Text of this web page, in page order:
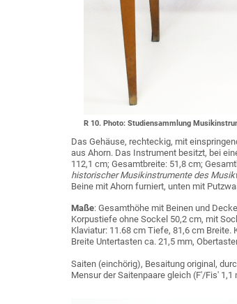
R 10. Photo: Studiensammlung
Das Gehäuse, rechteckig, mit
aus Ahorn. Das Instrument besitzt, bei
112,1 cm; Gesamtbreite: 51,8 cm;
historischer Musikinstrumente des
Beine mit Ahorn furniert, unten mit
Maße: Gesamthöhe mit Beinen und
Korpustiefe ohne Sockel 50,2 cm, mit
Klaviatur: 11.68 cm Tiefe, 81,6 cm Breite.
Breite Untertasten ca. 21,5 mm,
Saiten (einchörig), Besaitung original,
Mensur der Saitenpaare gleich (F'/Fis' 1,1